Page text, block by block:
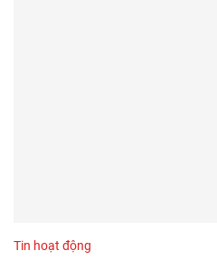
Tin hoạt động